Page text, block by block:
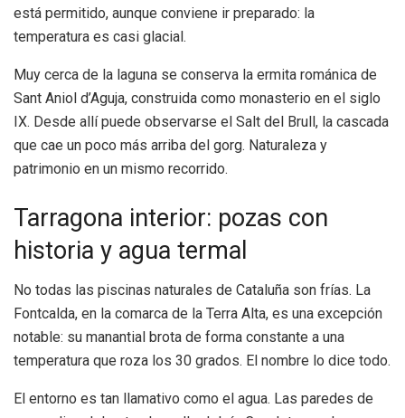
está permitido, aunque conviene ir preparado: la
temperatura es casi glacial.
Muy cerca de la laguna se conserva la ermita románica de
Sant Aniol d’Aguja, construida como monasterio en el siglo
IX. Desde allí puede observarse el Salt del Brull, la cascada
que cae un poco más arriba del gorg. Naturaleza y
patrimonio en un mismo recorrido.
Tarragona interior: pozas con
historia y agua termal
No todas las piscinas naturales de Cataluña son frías. La
Fontcalda, en la comarca de la Terra Alta, es una excepción
notable: su manantial brota de forma constante a una
temperatura que roza los 30 grados. El nombre lo dice todo.
El entorno es tan llamativo como el agua. Las paredes de